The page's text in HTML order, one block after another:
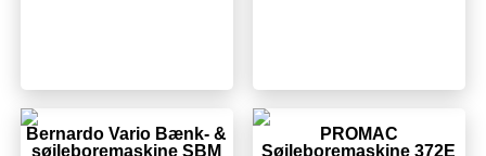
Bernardo Vario Bænk- &
søjleboremaskine SBM
PROMAC
Søjleboremaskine 372E